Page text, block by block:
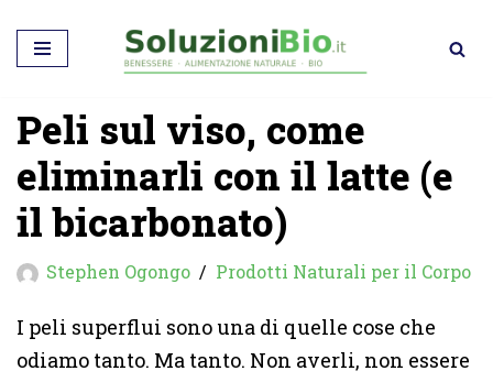
Vai
contenuto
Peli sul viso, come
eliminarli con il latte (e
il bicarbonato)
Stephen Ogongo Prodotti Naturali per il Corpo
I peli superflui sono una di quelle cose che
odiamo tanto. Ma tanto. Non averli, non essere